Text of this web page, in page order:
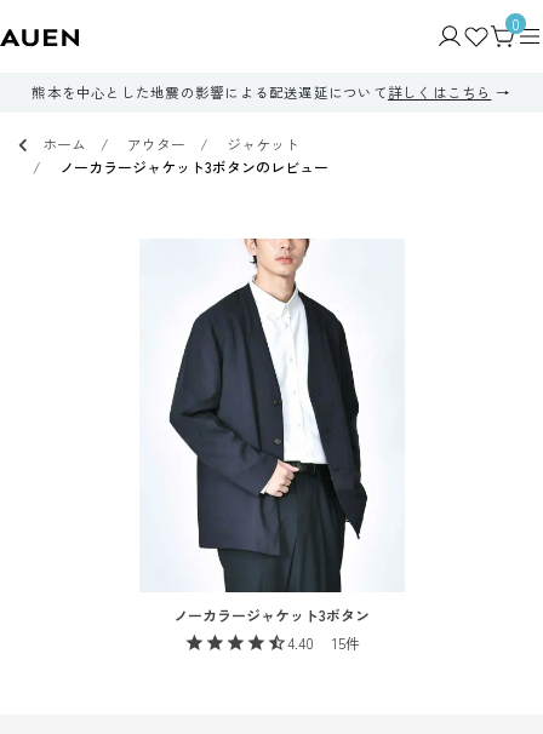
0
熊本を中心とした地震の影響による配送遅延について詳しくはこちら
ホーム アウター
ジャケット
ノーカラージャケット3ボタンのレビュー
ノーカラージャケット3ボタン
4.40
15